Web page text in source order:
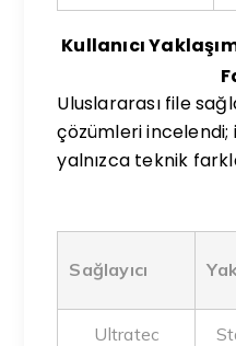
Kullanıcı
Uluslararası file
çözümleri incelendi;
yalnızca teknik
Sağlayıcı
Ultratec